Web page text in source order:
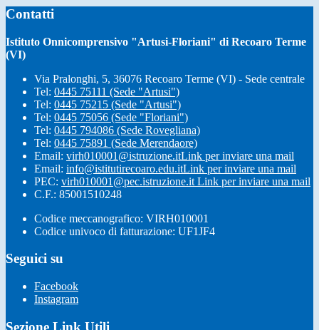
Contatti
Istituto Onnicomprensivo "Artusi-Floriani" di Recoaro Terme
(VI)
Via Pralonghi, 5, 36076 Recoaro Terme (VI) - Sede centrale
Tel: 0445 75111 (Sede "Artusi")
Tel: 0445 75215 (Sede "Artusi")
Tel: 0445 75056 (Sede "Floriani")
Tel: 0445 794086 (Sede Rovegliana)
Tel: 0445 75891 (Sede Merendaore)
Email: virh010001@istruzione.itLink per inviare una mail
Email: info@istitutirecoaro.edu.itLink per inviare una mail
PEC: virh010001@pec.istruzione.it Link per inviare una mail
C.F.: 85001510248
Codice meccanografico: VIRH010001
Codice univoco di fatturazione: UF1JF4
Seguici su
Facebook
Instagram
Sezione Link Utili